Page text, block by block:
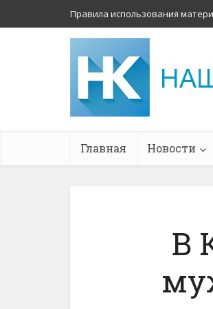
Правила использования
Главная Новости
В